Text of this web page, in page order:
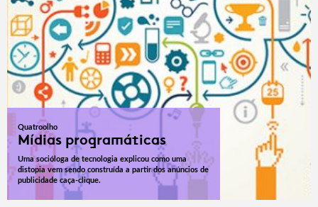
Quatroolho
Mídias programáticas
Uma socióloga de tecnologia explicou como uma
distopia vem sendo construída a partir dos anúncios de
publicidade caça-clique.